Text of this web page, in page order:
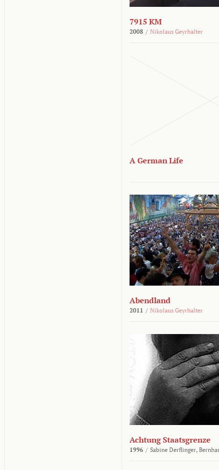
7915 KM
2008 / Nikolaus Geyrhalter
A German Life
Abendland
2011 / Nikolaus Geyrhalter
Achtung Staatsgrenze
1996 / Sabine Derflinger,